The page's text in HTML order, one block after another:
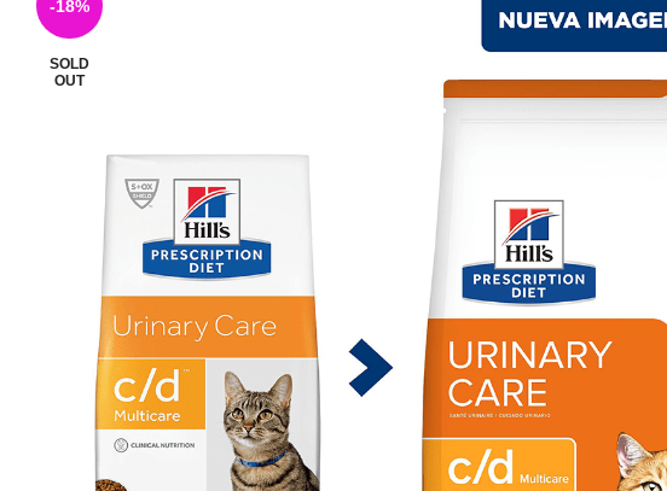
-18%
SOLD
OUT